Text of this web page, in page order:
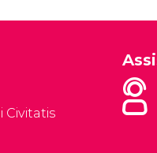
Civitatis